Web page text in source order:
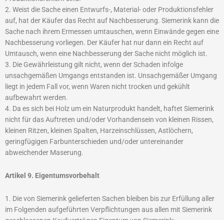
2. Weist die Sache einen Entwurfs-, Material- oder Produktionsfehler
auf, hat der Käufer das Recht auf Nachbesserung. Siemerink kann die
Sache nach ihrem Ermessen umtauschen, wenn Einwände gegen eine
Nachbesserung vorliegen. Der Käufer hat nur dann ein Recht auf
Umtausch, wenn eine Nachbesserung der Sache nicht möglich ist.
3. Die Gewährleistung gilt nicht, wenn der Schaden infolge
unsachgemäßen Umgangs entstanden ist. Unsachgemäßer Umgang
liegt in jedem Fall vor, wenn Waren nicht trocken und gekühlt
aufbewahrt werden.
4. Da es sich bei Holz um ein Naturprodukt handelt, haftet Siemerink
nicht für das Auftreten und/oder Vorhandensein von kleinen Rissen,
kleinen Ritzen, kleinen Spalten, Harzeinschlüssen, Astlöchern,
geringfügigen Farbunterschieden und/oder untereinander
abweichender Maserung.
Artikel 9. Eigentumsvorbehalt
1. Die von Siemerink gelieferten Sachen bleiben bis zur Erfüllung aller
im Folgenden aufgeführten Verpflichtungen aus allen mit Siemerink